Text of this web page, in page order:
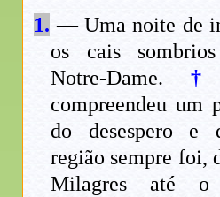
1. — Uma noite de
os cais
Notre-Dame.
†
compreendeu um
do desespero e
região sempre foi,
Milagres até o